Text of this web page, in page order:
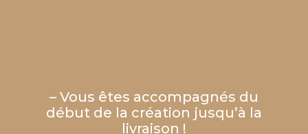
– Vous êtes accompagnés du
début de la création jusqu’à la
livraison !